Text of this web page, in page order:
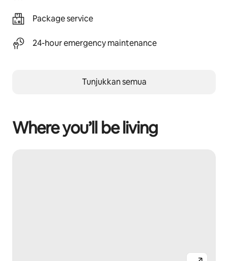
Package service
24-hour emergency maintenance
Tunjukkan semua
Where you’ll be living